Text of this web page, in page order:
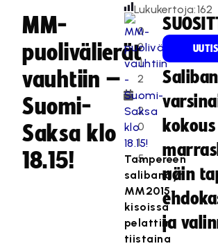
MM-
puolivälierät
vauhtiin –
Suomi-
Saksa klo
18.15!
0
9
.1
2
.
2
0
1
5
Lukukertoja:162
Tampereen
salibandyn
MM2015-
kisoissa
pelattiin
tiistaina
kokous
näin
ja